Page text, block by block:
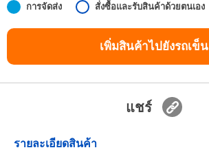
แบตเตอรี่
Nintendo Switch
การจัดส่ง สั่งซื้อและรับสินค้าด้วยตนเอง
เพิ่มสินค้าไปยังรถเข็น
แชร์
รายละเอียดสินค้า